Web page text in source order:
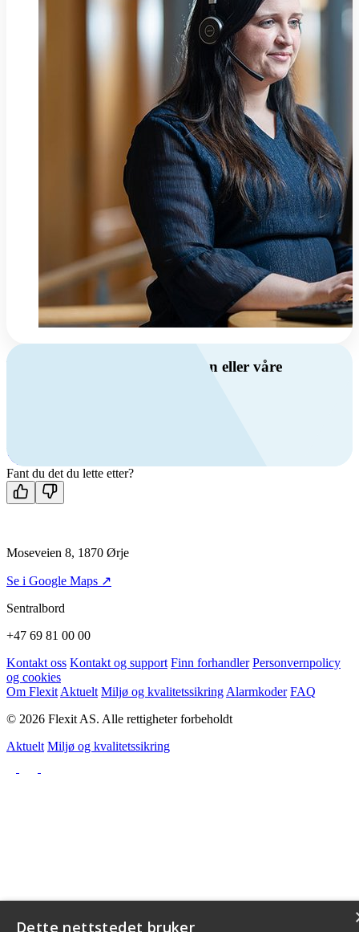
Har du spørsmål om ventilasjon eller våre
Kontakt oss
Fant du det du lette etter?
Moseveien 8, 1870 Ørje
Se i Google Maps ↗
Sentralbord
+47 69 81 00 00
Kontakt oss Kontakt og support Finn forhandler Personvernpolicy
og cookies
Om Flexit Aktuelt Miljø og kvalitetssikring Alarmkoder FAQ
© 2026 Flexit AS. Alle rettigheter forbeholdt
Aktuelt Miljø og kvalitetssikring
Dette nettstedet bruker